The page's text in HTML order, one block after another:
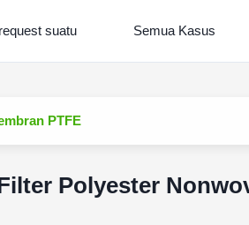
suatu Semua Kasus
PTFE
Polyester